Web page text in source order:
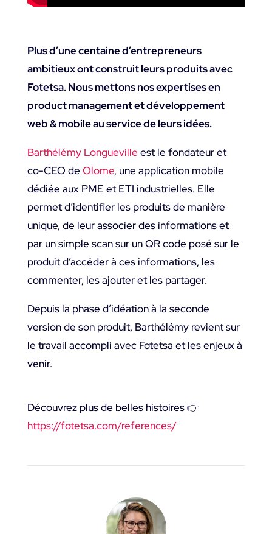
Plus d’une centaine d’entrepreneurs
ambitieux ont construit leurs produits avec
Fotetsa. Nous mettons nos expertises en
product management et développement
web & mobile au service de leurs idées.
Barthélémy Longueville est le fondateur et
co-CEO de Olome, une application mobile
dédiée aux PME et ETI industrielles. Elle
permet d’identifier les produits de manière
unique, de leur associer des informations et
par un simple scan sur un QR code posé sur le
produit d’accéder à ces informations, les
commenter, les ajouter et les partager.
Depuis la phase d’idéation à la seconde
version de son produit, Barthélémy revient sur
le travail accompli avec Fotetsa et les enjeux à
venir.
Découvrez plus de belles histoires 👉
https://fotetsa.com/references/